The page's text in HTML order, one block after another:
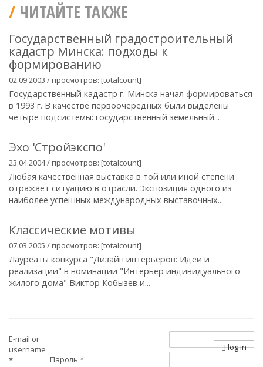
ЧИТАЙТЕ ТАКЖЕ
Государственный градостроительный
кадастр Минска: подходы к
формированию
02.09.2003 / просмотров: [totalcount]
Государственный кадастр г. Минска начал формироваться
в 1993 г. В качестве первоочередных были выделены
четыре подсистемы: государственный земельный...
Эхо 'Cтройэкспо'
23.04.2004 / просмотров: [totalcount]
Любая качественная выставка в той или иной степени
отражает ситуацию в отрасли. Экспозиция одного из
наиболее успешных международных выставочных...
Классические мотивы
07.03.2005 / просмотров: [totalcount]
Лауреаты конкурса "Дизайн интерьеров: Идеи и
реализации" в номинации "Интерьер индивидуального
жилого дома" Виктор Кобызев и...
E-mail or
username
*
Пароль *
log in